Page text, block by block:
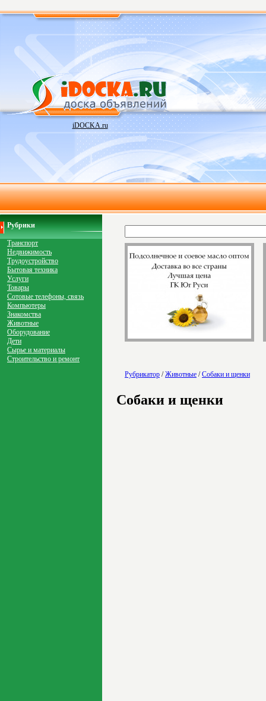
iDOCKA.ru
Рубрики
Транспорт
Недвижимость
Трудоустройство
Бытовая техника
Услуги
Товары
Сотовые телефоны, связь
Компьютеры
Знакомства
Животные
Оборудование
Дети
Сырье и материалы
Строительство и ремонт
Рубрикатор /Животные /Собаки и щенки
Собаки и щенки